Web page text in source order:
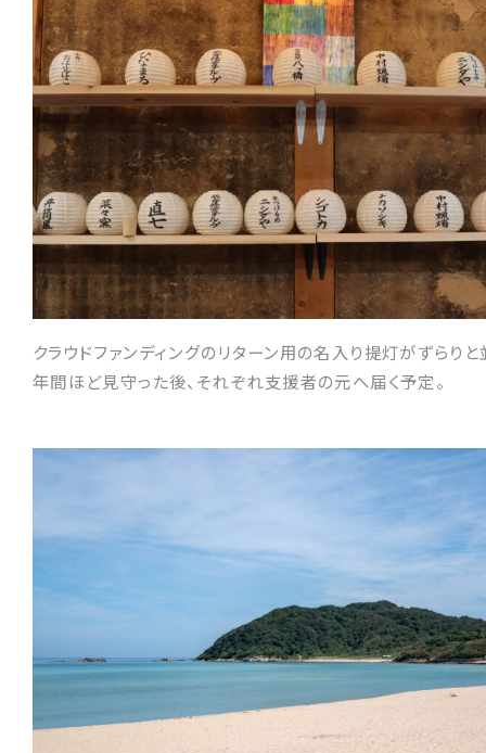
クラウドファンディングのリターン用の名入り提灯がずらり
年間ほど見守った後、それぞれ支援者の元へ届く予定。